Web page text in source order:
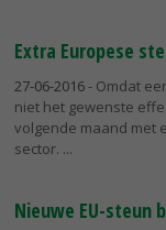
Extra Europese
27-06-2016- Omdat
niet het gewenste
volgende maand met
sector.
Nieuwe EU-steun